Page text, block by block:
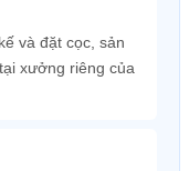
và đặt cọc, sản
xưởng riêng của